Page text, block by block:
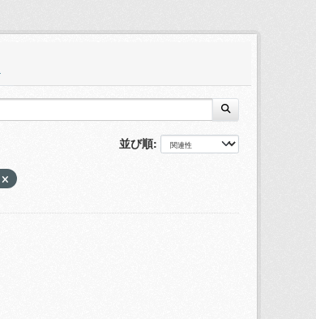
並び順